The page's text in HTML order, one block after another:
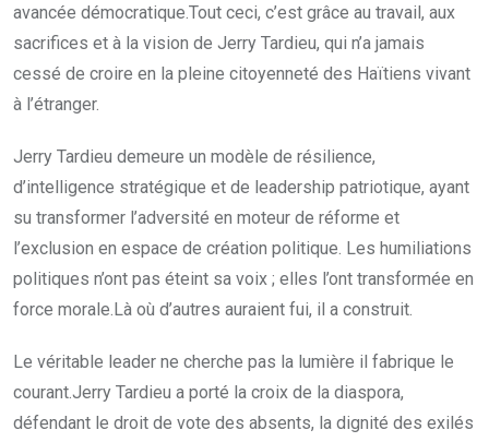
avancée démocratique.Tout ceci, c’est grâce au travail, aux
sacrifices et à la vision de Jerry Tardieu, qui n’a jamais
cessé de croire en la pleine citoyenneté des Haïtiens vivant
à l’étranger.
Jerry Tardieu demeure un modèle de résilience,
d’intelligence stratégique et de leadership patriotique, ayant
su transformer l’adversité en moteur de réforme et
l’exclusion en espace de création politique. Les humiliations
politiques n’ont pas éteint sa voix ; elles l’ont transformée en
force morale.Là où d’autres auraient fui, il a construit.
Le véritable leader ne cherche pas la lumière il fabrique le
courant.Jerry Tardieu a porté la croix de la diaspora,
défendant le droit de vote des absents, la dignité des exilés